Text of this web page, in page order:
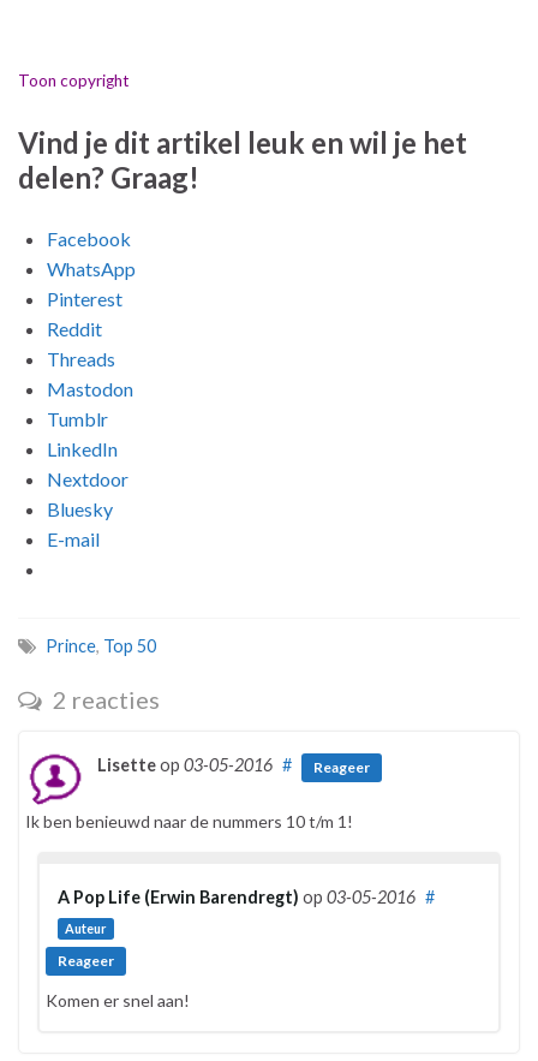
Toon copyright
Vind je dit artikel leuk en wil je het
delen? Graag!
Facebook
WhatsApp
Pinterest
Reddit
Threads
Mastodon
Tumblr
LinkedIn
Nextdoor
Bluesky
E-mail
Prince, Top 50
2 reacties
Lisetteop 03-05-2016 # Reageer
Ik ben benieuwd naar de nummers 10 t/m 1!
A Pop Life (Erwin Barendregt) op 03-05-2016
Auteur
#
Reageer
Komen er snel aan!